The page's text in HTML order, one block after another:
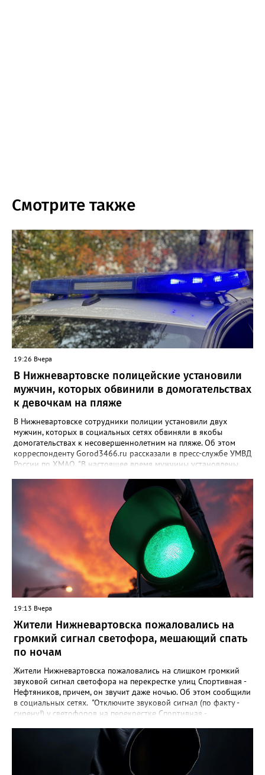
Смотрите также
19:26 Вчера
В Нижневартовске полицейские установили
мужчин, которых обвинили в домогательствах
к девочкам на пляже
В Нижневартовске сотрудники полиции установили двух
мужчин, которых в социальных сетях обвиняли в якобы
домогательствах к несовершеннолетним на пляже. Об этом
корреспонденту Gorod3466.ru рассказали в пресс-службе УМВД
России по ХМАО. "В настоящее время мужчины установлены.
правонарушения пока не подтверждается", - заявили в пресс-
службе ведомства. Ранее Gorod3466.ru сообщал, что жители
Нижневартовска рассказывали в соцсетях, что на озере
Молодежное заметили двух пьяных мужчин, которые
домогались до несовершеннолетних девочек.
19:13 Вчера
Жители Нижневартовска пожаловались на
громкий сигнал светофора, мешающий спать
по ночам
Жители Нижневартовска пожаловались на слишком громкий
звуковой сигнал светофора на перекрестке улиц Спортивная -
Нефтяников, причем, он звучит даже ночью. Об этом сообщили
в социальных сетях. "Отключите звуковой сигнал (по факту -
сирену!) у светофоров на перекрестке Спортивная -
врубается на ночь! Он мешает спать жителям всех
близлежащих домов! Мало нам по ночам шума от питбайкеров
и авто, чтобы еще из-за вашей свистелки страдать", - сказано в
сообщении. В МБУ "Управление по дорожному хозяйству и